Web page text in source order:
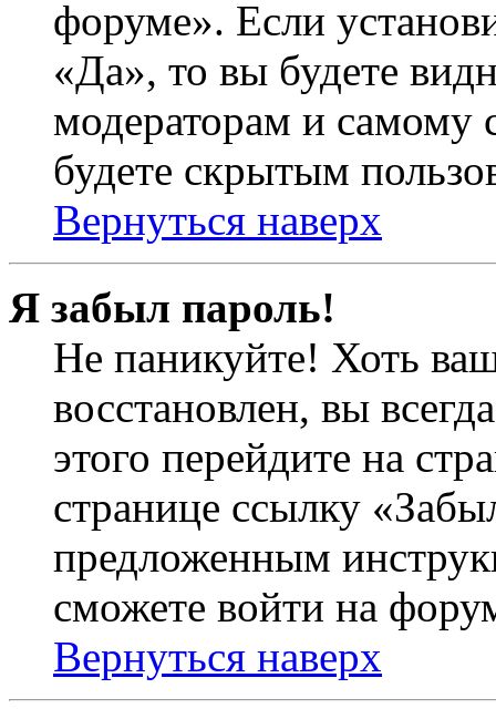
форуме». Если
«Да», то вы будете
модераторам и самому
будете скрытым
Вернуться наверх
Я забыл пароль!
Не паникуйте! Хоть
восстановлен, вы
этого перейдите на
странице ссылку
предложенным
сможете войти на
Вернуться наверх